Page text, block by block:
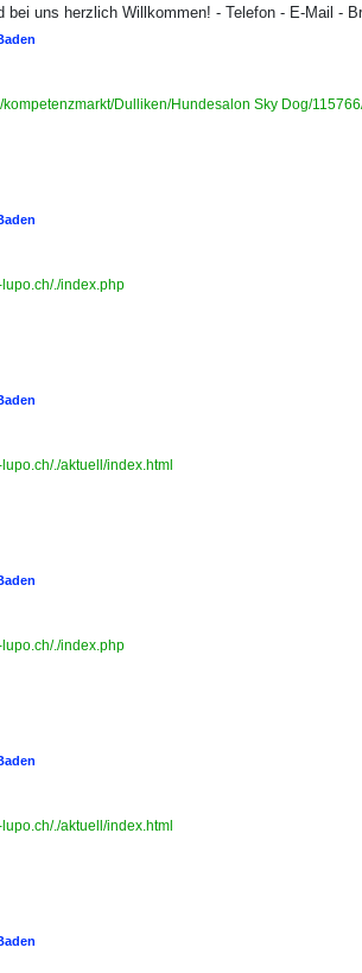
bei uns herzlich Willkommen! - Telefon - E-Mail -
kompetenzmarkt/Dulliken/Hundesalon Sky Dog/
./index.php
./aktuell/index.html
./index.php
./aktuell/index.html